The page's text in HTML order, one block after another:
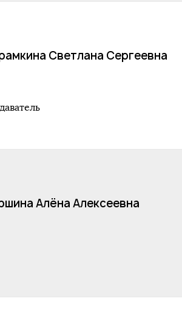
Светлана Сергеевна
Алёна Алексеевна